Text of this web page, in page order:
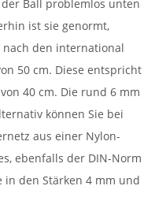
Ball problemlos unten
ist sie genormt,
den international
50 cm. Diese entspricht
40 cm. Die rund 6 mm
können Sie bei
aus einer Nylon-
ebenfalls der DIN-Norm
den Stärken 4 mm und